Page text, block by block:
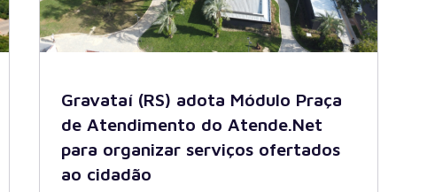
Gravataí (RS) adota Módulo Praça
de Atendimento do Atende.Net
para organizar serviços ofertados
ao cidadão